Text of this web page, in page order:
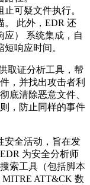
可疑文件执行。
。 此外，EDR 还
应） 系统集成，自
响应时间。
取证分析工具，帮
，并找出攻击者利
底清除恶意文件、
，防止同样的事件
安全活动，旨在发
为安全分析师
索工具（包括脚本
ATT&CK 数